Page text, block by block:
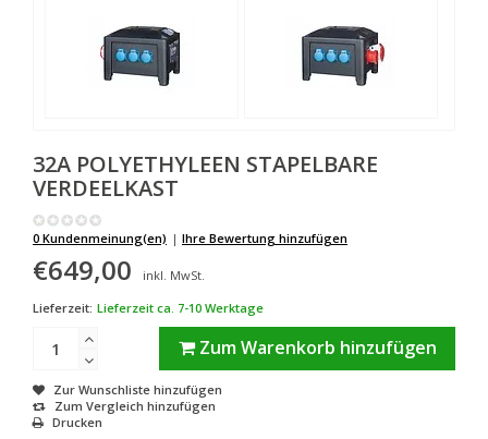
32A POLYETHYLEEN STAPELBARE
VERDEELKAST
0 Kundenmeinung(en) | Ihre Bewertung hinzufügen
€649,00
inkl. MwSt.
Lieferzeit: Lieferzeit ca. 7-10 Werktage
Zum Warenkorb hinzufügen
Zur Wunschliste hinzufügen
Zum Vergleich hinzufügen
Drucken